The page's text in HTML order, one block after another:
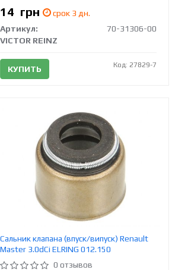
14 грн
срок 3 дн.
Артикул:
70-31306-00
VICTOR REINZ
КУПИТЬ Код: 27829-7
Сальник клапана (впуск/випуск) Renault
Master 3.0dCi ELRING 012.150
0 отзывов